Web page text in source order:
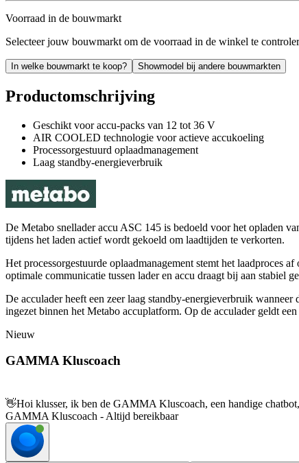
Voorraad in de bouwmarkt
Selecteer jouw bouwmarkt om de voorraad in de winkel te
In welke bouwmarkt te koop? Showmodel bij andere bouwmarkten
Productomschrijving
Geschikt voor accu-packs van 12 tot 36 V
AIR COOLED technologie voor actieve accukoeling
Processorgestuurd oplaadmanagement
Laag standby-energieverbruik
De Metabo snellader accu ASC 145 is bedoeld voor het opladen
tijdens het laden actief wordt gekoeld om laadtijden te verkorten.
Het processorgestuurde oplaadmanagement stemt het laadproces
optimale communicatie tussen lader en accu draagt bij aan stabiel
De acculader heeft een zeer laag standby-energieverbruik
ingezet binnen het Metabo accuplatform. Op de acculader geldt
Nieuw
GAMMA Kluscoach
👋Hoi klusser, ik ben de GAMMA Kluscoach, een handige
GAMMA Kluscoach - Altijd bereikbaar